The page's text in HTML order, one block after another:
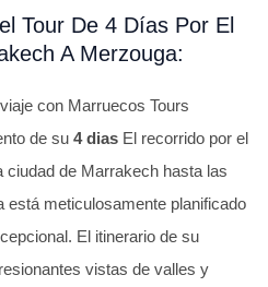
Tour De 4 Días Por El
A Merzouga:
viaje con Marruecos Tours
de su 4 dias El recorrido por el
ciudad de Marrakech hasta las
está meticulosamente planificado
El itinerario de su
vistas de valles y